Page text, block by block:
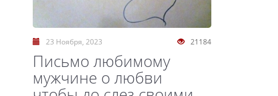
21184
23 Ноября, 2023
Письмо любимому
мужчине о любви